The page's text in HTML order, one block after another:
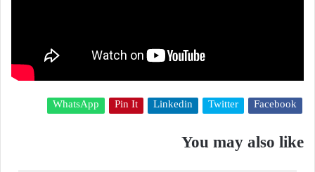
Facebook
Twitter
Linkedin
Pin It
WhatsApp
You may also like